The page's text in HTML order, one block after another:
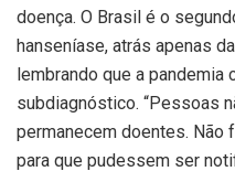
doença. O Brasil é o
hanseníase, atrás apenas
lembrando que a pandemia
subdiagnóstico. “Pessoas
permanecem doentes. Não
para que pudessem ser